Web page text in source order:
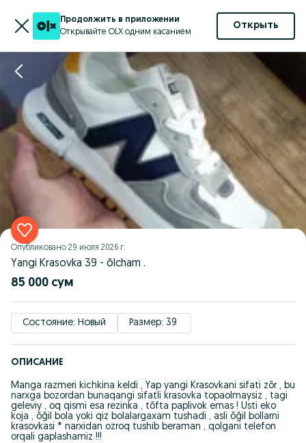
Продолжить в приложении
Открывайте OLX одним касанием
Открыть
Опубликовано 29 июля 2026 г.
Yangi Krasovka 39 - õlcham .
85 000 сум
Состояние: Новый Размер: 39
ОПИСАНИЕ
Manga razmeri kichkina keldi , Yap yangi Krasovkani sifati zõr , bu
narxga bozordan bunaqangi sifatli krasovka topaolmaysiz , tagi
geleviy , oq qismi esa rezinka , tõfta paplivok emas ! Usti eko
koja , õğil bola yoki qiz bolalargaxam tushadi , asli õğil bollarni
krasovkasi * narxidan ozroq tushib beraman , qolgani telefon
orqali gaplashamiz !!!